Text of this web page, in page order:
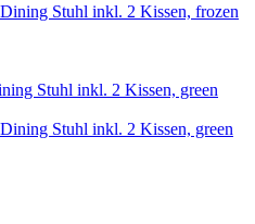
Stuhl inkl. 2 Kissen, frozen
Stuhl inkl. 2 Kissen, green